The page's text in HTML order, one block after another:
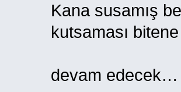
Kana susamış
kutsaması
devam edecek…